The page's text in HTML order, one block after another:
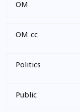
OM
OM cc
Politics
Public